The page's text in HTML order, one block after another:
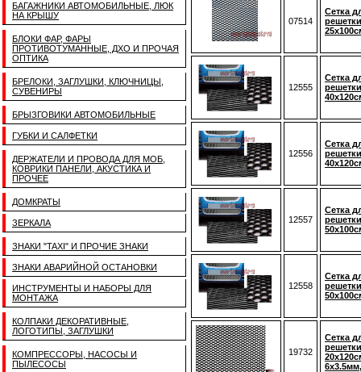
БАГАЖНИКИ АВТОМОБИЛЬНЫЕ, ЛЮК
НА КРЫШУ
БЛОКИ ФАР, ФАРЫ
ПРОТИВОТУМАННЫЕ, ДХО И ПРОЧАЯ
ОПТИКА
БРЕЛОКИ, ЗАГЛУШКИ, КЛЮЧНИЦЫ,
СУВЕНИРЫ
БРЫЗГОВИКИ АВТОМОБИЛЬНЫЕ
ГУБКИ И САЛФЕТКИ
ДЕРЖАТЕЛИ И ПРОВОДА ДЛЯ МОБ,
КОВРИКИ ПАНЕЛИ, АКУСТИКА И
ПРОЧЕЕ
ДОМКРАТЫ
ЗЕРКАЛА
ЗНАКИ "TAXI" И ПРОЧИЕ ЗНАКИ
ЗНАКИ АВАРИЙНОЙ ОСТАНОВКИ
ИНСТРУМЕНТЫ И НАБОРЫ ДЛЯ
МОНТАЖА
КОЛПАКИ ДЕКОРАТИВНЫЕ,
ЛОГОТИПЫ, ЗАГЛУШКИ
КОМПРЕССОРЫ, НАСОСЫ И
ПЫЛЕСОСЫ
07514
Сетка
12555
Сетка
12556
Сетка
12557
Сетка
12558
Сетка
19732
Сетка